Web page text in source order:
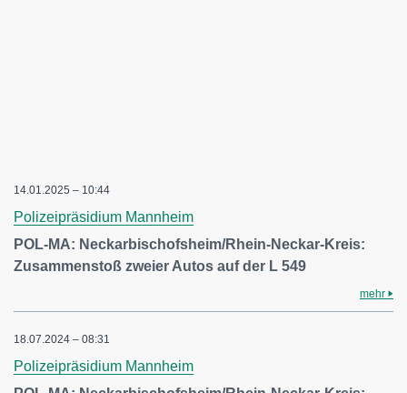
14.01.2025 – 10:44
Polizeipräsidium Mannheim
POL-MA: Neckarbischofsheim/Rhein-Neckar-Kreis:
Zusammenstoß zweier Autos auf der L 549
mehr
18.07.2024 – 08:31
Polizeipräsidium Mannheim